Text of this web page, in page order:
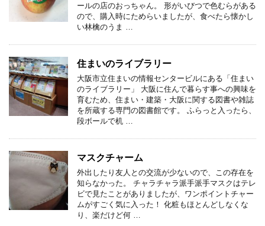
ールの店のおっちゃん。 形がいびつで色むらがある
ので、購入時にためらいましたが、食べたら懐かし
い林檎のうま …
住まいのライブラリー
大阪市立住まいの情報センタービルにある「住まい
のライブラリー」 大阪に住んで暮らす事への興味を
育むため、住まい・建築・大阪に関する図書や雑誌
を所蔵する専門の図書館です。 ふらっと入ったら、
段ボールで机 …
マスクチャーム
外出したり友人との交流が少ないので、この存在を
知らなかった。 チャラチャラ派手派手マスクはテレ
ビで見たことがありましたが、ワンポイントチャー
ムがすごく気に入った！ 化粧もほとんどしなくな
り、楽だけど何 …